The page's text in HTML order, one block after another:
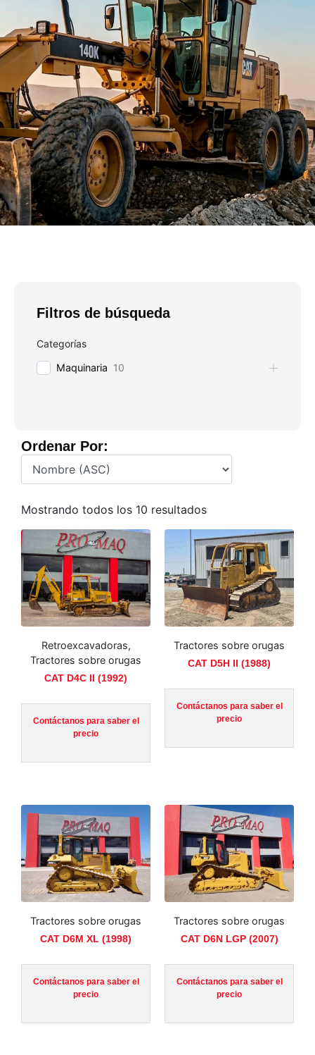
Filtros de búsqueda
Categorías
Maquinaria 10
Ordenar Por:
Mostrando todos los 10 resultados
Retroexcavadoras,
Tractores sobre orugas
CAT D4C II (1992)
Contáctanos para saber el
precio
Tractores sobre orugas
CAT D5H II (1988)
Contáctanos para saber el
precio
Tractores sobre orugas
CAT D6M XL (1998)
Contáctanos para saber el
precio
Tractores sobre orugas
CAT D6N LGP (2007)
Contáctanos para saber el
precio